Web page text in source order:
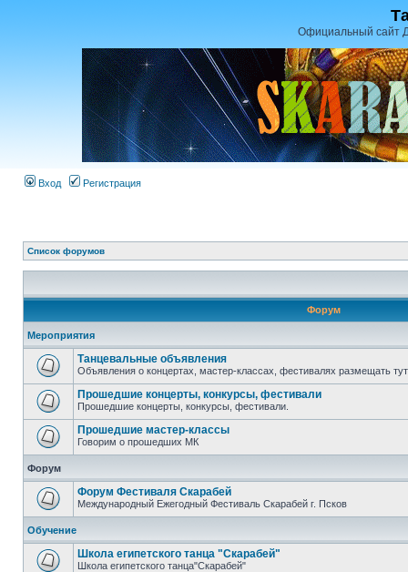
Официальный сайт
Вход Регистрация
Список форумов
Форум
Мероприятия
Танцевальные объявления
Объявления о концертах, мастер-классах, фестивалях размещать тут
Прошедшие концерты, конкурсы, фестивали
Прошедшие концерты, конкурсы, фестивали.
Прошедшие мастер-классы
Говорим о прошедших МК
Форум
Форум Фестиваля Скарабей
Международный Ежегодный Фестиваль Скарабей г. Псков
Обучение
Школа египетского танца "Скарабей"
Школа египетского танца"Скарабей"